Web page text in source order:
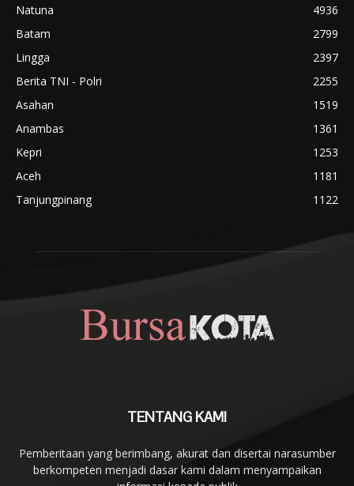
Natuna
4936
Batam
2799
Lingga
2397
Berita TNI - Polri
2255
Asahan
1519
Anambas
1361
Kepri
1253
Aceh
1181
Tanjungpinang
1122
TENTANG KAMI
Pemberitaan yang berimbang, akurat dan disertai narasumber
berkompeten menjadi dasar kami dalam menyampaikan